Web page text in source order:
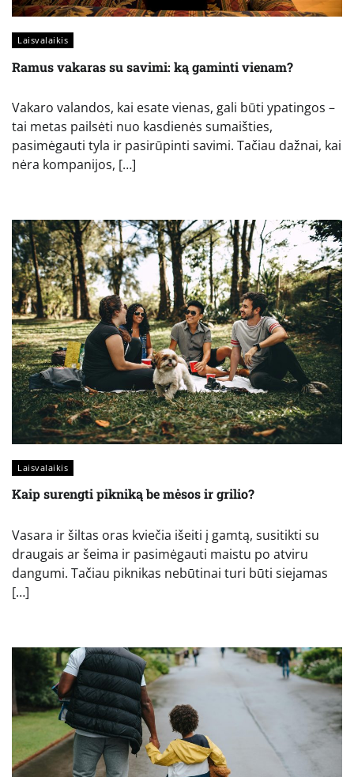
Laisvalaikis
Ramus vakaras su savimi: ką gaminti vienam?
Vakaro valandos, kai esate vienas, gali būti ypatingos –
tai metas pailsėti nuo kasdienės sumaišties,
pasimėgauti tyla ir pasirūpinti savimi. Tačiau dažnai, kai
nėra kompanijos, […]
Laisvalaikis
Kaip surengti pikniką be mėsos ir grilio?
Vasara ir šiltas oras kviečia išeiti į gamtą, susitikti su
draugais ar šeima ir pasimėgauti maistu po atviru
dangumi. Tačiau piknikas nebūtinai turi būti siejamas
[…]